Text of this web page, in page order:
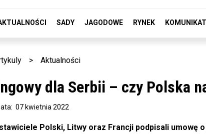
SADY JAGODOWE RYNEK
> Aktualności
dla Serbii – czy Polska
07 kwietnia 2022
Polski, Litwy oraz Francji podpisali umowę